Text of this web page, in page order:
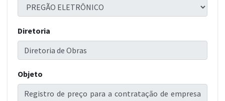
Diretoria
Objeto